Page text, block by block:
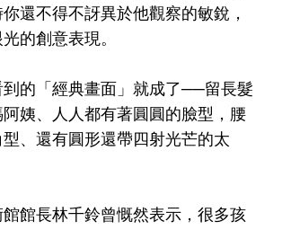
你還不得不訝異於他觀察的敏銳，
的創意表現。
的「經典畫面」就成了──留長髮
姨、人人都有著圓圓的臉型，腰
、還有圓形還帶四射光芒的太
館長林千鈴曾慨然表示， 很多孩